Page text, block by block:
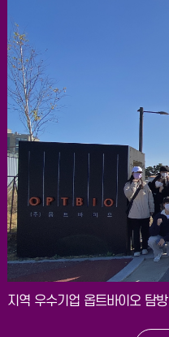
지역 우수기업 옵트바이오 탐방